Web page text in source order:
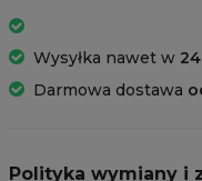
Wysyłka nawet w
Darmowa dostawa
Polityka wymiany i